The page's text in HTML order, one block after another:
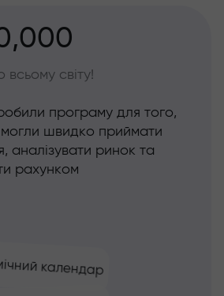
світу!
календар
програму для того,
швидко приймати
аналізувати ринок та
рахунком